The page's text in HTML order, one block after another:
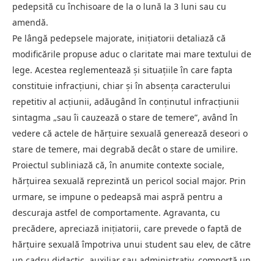
pedepsită cu închisoare de la o lună la 3 luni sau cu
amendă.
Pe lângă pedepsele majorate, inițiatorii detaliază că
modificările propuse aduc o claritate mai mare textului de
lege. Acestea reglementează și situațiile în care fapta
constituie infracțiuni, chiar și în absența caracterului
repetitiv al acțiunii, adăugând în conținutul infracțiunii
sintagma „sau îi cauzează o stare de temere”, având în
vedere că actele de hărțuire sexuală generează deseori o
stare de temere, mai degrabă decât o stare de umilire.
Proiectul subliniază că, în anumite contexte sociale,
hărțuirea sexuală reprezintă un pericol social major. Prin
urmare, se impune o pedeapsă mai aspră pentru a
descuraja astfel de comportamente. Agravanta, cu
precădere, apreciază inițiatorii, care prevede o faptă de
hărțuire sexuală împotriva unui student sau elev, de către